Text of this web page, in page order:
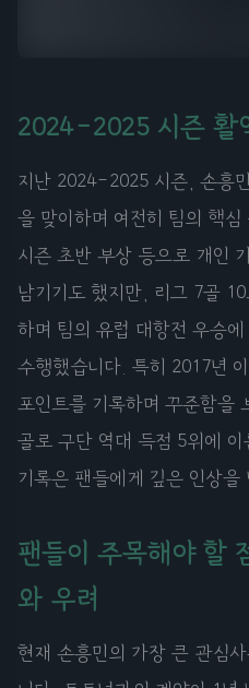
2024-2025 시즌 활
지난 2024-2025 시즌, 손흥
을 맞이하며 여전히 팀의 핵
시즌 초반 부상 등으로 개인
남기기도 했지만, 리그 7골
하며 팀의 유럽 대항전 우승
수행했습니다. 특히 2017년
포인트를 기록하며 꾸준함을
골로 구단 역대 득점 5위에
기록은 팬들에게 깊은 인상을
팬들이 주목해야 할
와 우려
현재 손흥민의 가장 큰 관심